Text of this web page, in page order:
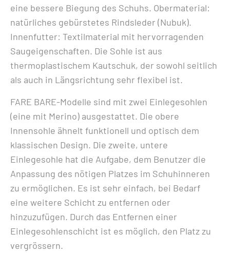
eine bessere Biegung des Schuhs. Obermaterial:
natürliches gebürstetes Rindsleder (Nubuk).
Innenfutter: Textilmaterial mit hervorragenden
Saugeigenschaften. Die Sohle ist aus
thermoplastischem Kautschuk, der sowohl seitlich
als auch in Längsrichtung sehr flexibel ist.
FARE BARE-Modelle sind mit zwei Einlegesohlen
(eine mit Merino) ausgestattet. Die obere
Innensohle ähnelt funktionell und optisch dem
klassischen Design. Die zweite, untere
Einlegesohle hat die Aufgabe, dem Benutzer die
Anpassung des nötigen Platzes im Schuhinneren
zu ermöglichen. Es ist sehr einfach, bei Bedarf
eine weitere Schicht zu entfernen oder
hinzuzufügen. Durch das Entfernen einer
Einlegesohlenschicht ist es möglich, den Platz zu
vergrössern.